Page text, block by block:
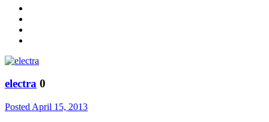
electra 0
Posted April 15, 2013